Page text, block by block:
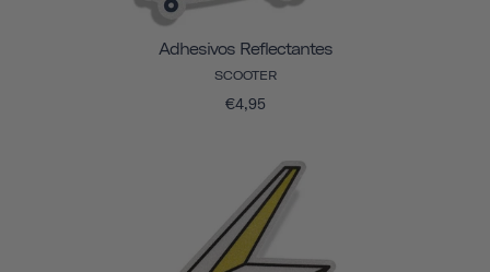
Adhesivos Reflectantes
SCOOTER
€4,95